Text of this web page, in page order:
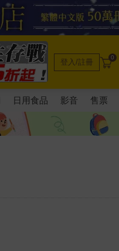
登入/註冊 0
日用食品 影音 售票